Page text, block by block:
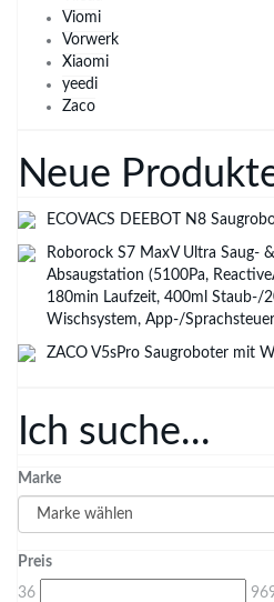
Viomi
Vorwerk
Xiaomi
yeedi
Zaco
Neue
ECOVACS DEEBOT N8
Roborock S7 MaxV Ultra Saug-
Absaugstation (5100Pa,
180min Laufzeit, 400ml Staub-/
Wischsystem, App-/
ZACO V5sPro Saugroboter mit
Ich suche...
Marke
Preis
36